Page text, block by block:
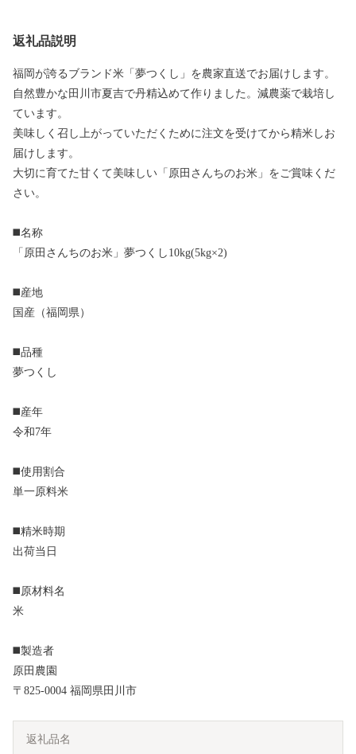
返礼品説明
福岡が誇るブランド米「夢つくし」を農家直送でお届けします。
自然豊かな田川市夏吉で丹精込めて作りました。減農薬で栽培し
ています。
美味しく召し上がっていただくために注文を受けてから精米しお
届けします。
大切に育てた甘くて美味しい「原田さんちのお米」をご賞味くだ
さい。
◼️名称
「原田さんちのお米」夢つくし10kg(5kg×2)
◼️産地
国産（福岡県）
◼️品種
夢つくし
◼️産年
令和7年
◼️使用割合
単一原料米
◼️精米時期
出荷当日
◼️原材料名
米
◼️製造者
原田農園
〒825-0004 福岡県田川市
返礼品名